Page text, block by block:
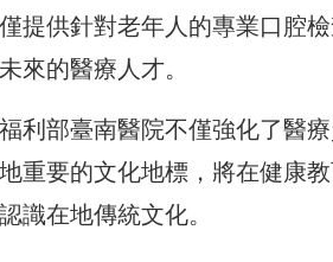
提供針對老年人的專業口腔
來的醫療人才。
利部臺南醫院不僅強化了醫
重要的文化地標，將在健康
識在地傳統文化。